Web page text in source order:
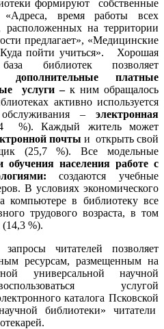
формируют собственные
время работы всех
на территории
предлагает», «Медицинские
пойти учиться». Хорошая
база библиотек позволяет
дополнительные платные
услуги –к ним обращалось
активно используется
– электронная
%).
Каждый житель может
почты и открыть свой
(25,7 %). Все модельные
обучения населения работе с
создаются учебные
В условиях экономического
компьютере в библиотеку все
трудового возраста, в том
(14,3 %).
читателей позволяет
ресурсам, размещенным на
универсальной научной
услугой
каталога Псковской
библиотеки» читатели